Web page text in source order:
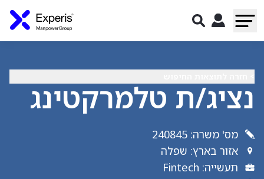
נציג/ת טלמרקטינג
מס' משרה:
240845
אזור בארץ: שפלה
תעשייה:
Fintech